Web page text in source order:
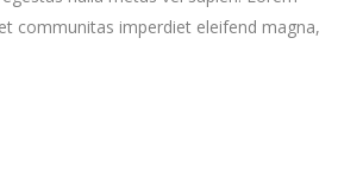
communitas imperdiet eleifend magna,